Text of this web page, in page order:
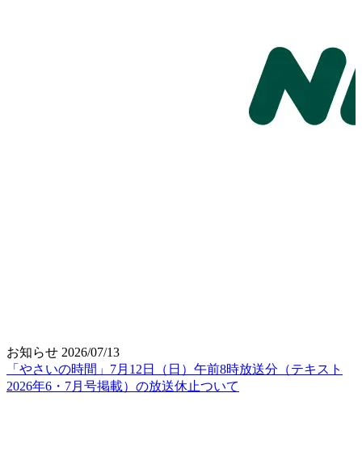
お知らせ 2026/07/13
「やさいの時間」7月12日（日）午前8時放送分（テキスト
2026年6・7月号掲載）の放送休止ついて